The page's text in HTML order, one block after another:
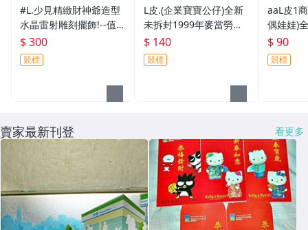
#L.少見精緻財神爺造型
水晶雷射雕刻擺飾!--值得
收藏!/6房樂箱58/-P
$ 300
競標
L皮.(企業寶寶公仔)全新
未拆封1999年麥當勞發
行SNOOPY史努比環遊
世界2阿根廷公仔-距今已
17年
$ 140
競標
aaL皮1
偶娃娃)
年麥當
史努比
比!/黑箱
$ 90
競標
賣家最新刊登 看更多